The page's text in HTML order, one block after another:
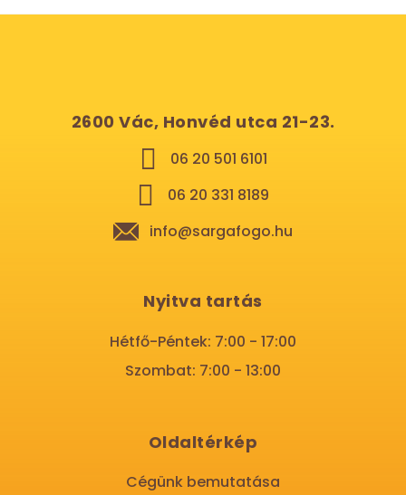
2600 Vác, Honvéd utca 21-23.
06 20 501 6101
06 20 331 8189
info@sargafogo.hu
Nyitva tartás
Hétfő-Péntek: 7:00 - 17:00
Szombat: 7:00 - 13:00
Oldaltérkép
Cégünk bemutatása